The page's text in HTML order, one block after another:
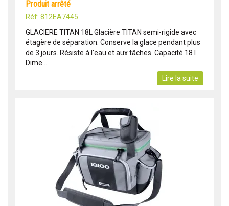
produit arrêté
Réf: 812EA7445
GLACIERE TITAN 18L Glacière TITAN semi-rigide avec
étagère de séparation. Conserve la glace pendant plus
de 3 jours. Résiste à l'eau et aux tâches. Capacité 18 l
Dime...
Lire la suite